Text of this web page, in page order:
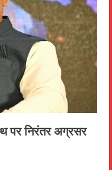
पर निरंतर अग्रसर